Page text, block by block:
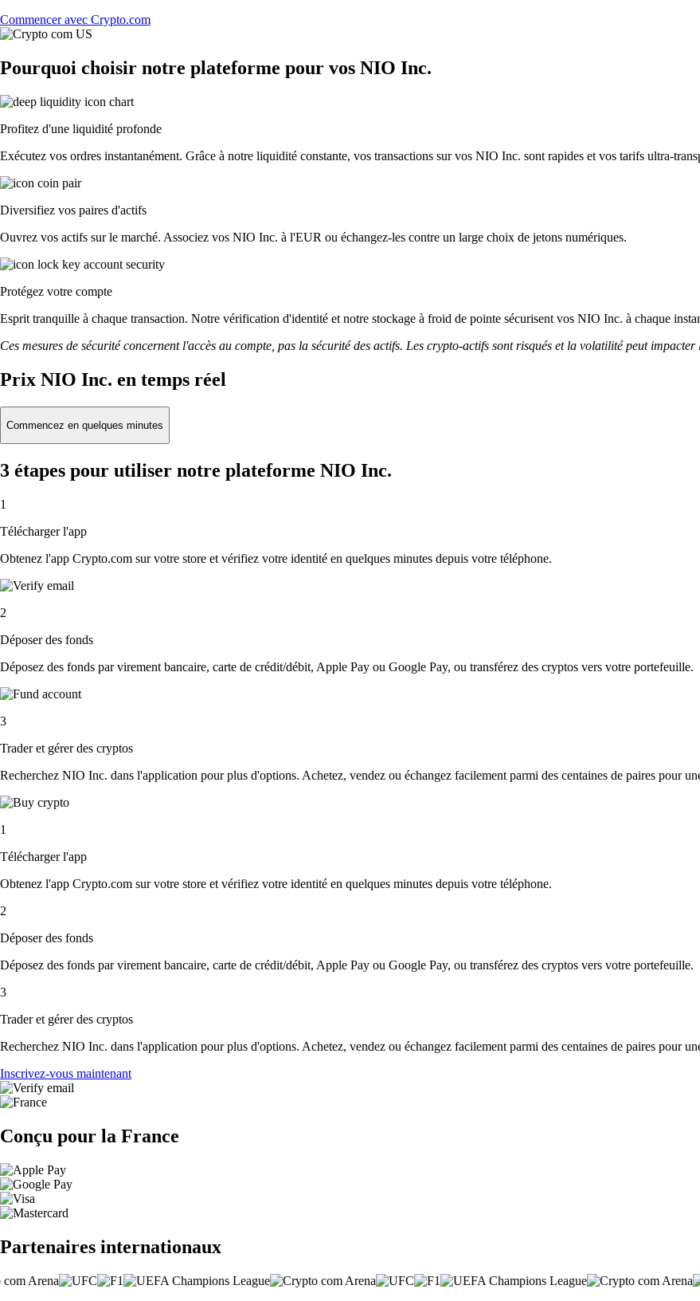
Commencer avec Crypto.com
Pourquoi choisir notre plateforme pour vos NIO Inc.
Profitez d'une liquidité profonde
Exécutez vos ordres instantanément. Grâce à notre liquidité constante, vos transactions sur vos NIO Inc. sont rapides et vos tarifs ultra-
Diversifiez vos paires d'actifs
Ouvrez vos actifs sur le marché. Associez vos NIO Inc. à l'EUR ou échangez-les contre un large choix de jetons numériques.
Protégez votre compte
Esprit tranquille à chaque transaction. Notre vérification d'identité et notre stockage à froid de pointe sécurisent vos NIO Inc. à chaque
Ces mesures de sécurité concernent l'accès au compte, pas la sécurité des actifs. Les crypto-actifs sont risqués et la volatilité peut
Prix NIO Inc. en temps réel
Commencez en quelques minutes
3 étapes pour utiliser notre plateforme NIO Inc.
1
Télécharger l'app
Obtenez l'app Crypto.com sur votre store et vérifiez votre identité en quelques minutes depuis votre téléphone.
2
Déposer des fonds
Déposez des fonds par virement bancaire, carte de crédit/débit, Apple Pay ou Google Pay, ou transférez des cryptos vers votre portefeuille.
3
Trader et gérer des cryptos
Recherchez NIO Inc. dans l'application pour plus d'options. Achetez, vendez ou échangez facilement parmi des centaines de paires pour
1
Télécharger l'app
Obtenez l'app Crypto.com sur votre store et vérifiez votre identité en quelques minutes depuis votre téléphone.
2
Déposer des fonds
Déposez des fonds par virement bancaire, carte de crédit/débit, Apple Pay ou Google Pay, ou transférez des cryptos vers votre portefeuille.
3
Trader et gérer des cryptos
Recherchez NIO Inc. dans l'application pour plus d'options. Achetez, vendez ou échangez facilement parmi des centaines de paires pour
Inscrivez-vous maintenant
Conçu pour la France
Partenaires internationaux